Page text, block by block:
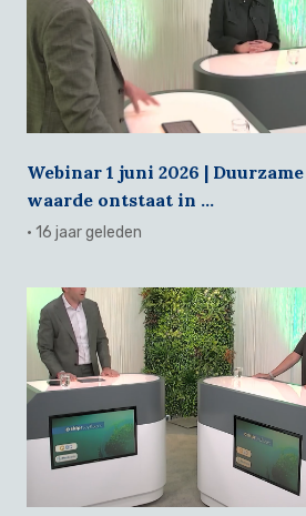
Webinar 1 juni 2026 |
waarde ontstaat in ...
· 16 jaar geleden